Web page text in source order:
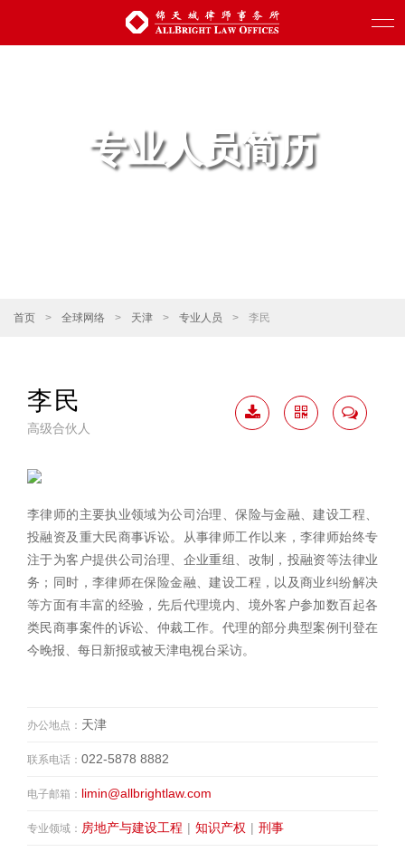
专业人员简历
首页 > 全球网络 > 天津 > 专业人员 > 李民
李民
高级合伙人
李律师的主要执业领域为公司治理、保险与金融、建设工程、
投融资及重大民商事诉讼。从事律师工作以来，李律师始终专
注于为客户提供公司治理、企业重组、改制，投融资等法律业
务；同时，李律师在保险金融、建设工程，以及商业纠纷解决
等方面有丰富的经验，先后代理境内、境外客户参加数百起各
类民商事案件的诉讼、仲裁工作。代理的部分典型案例刊登在
今晚报、每日新报或被天津电视台采访。
办公地点： 天津
联系电话： 022-5878 8882
电子邮箱： limin@allbrightlaw.com
专业领域： 房地产与建设工程 | 知识产权 | 刑事